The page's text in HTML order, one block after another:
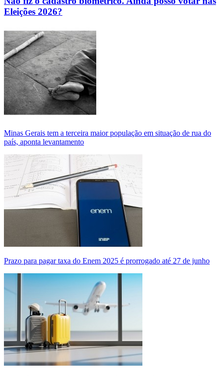
Eleições 2026?
Minas Gerais tem a terceira maior população em situação de rua do
país, aponta levantamento
Prazo para pagar taxa do Enem 2025 é prorrogado até 27 de junho